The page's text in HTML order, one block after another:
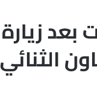
زيارة
الثنائي